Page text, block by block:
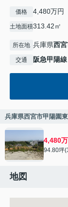
価格 4,480万円
土地面積313.42㎡
所在地 兵庫県西
交通 阪急甲陽線
兵庫県西宮市甲陽園
4,480
94.80坪
地図